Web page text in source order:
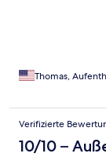
careful. The
visit.
Thomas,
Verifizierte
10/10 –